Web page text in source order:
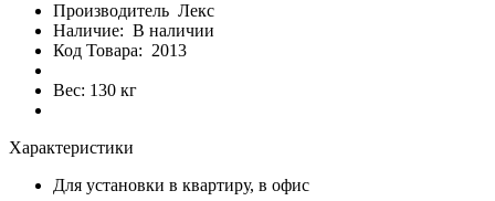
Производитель Лекс
Наличие: В наличии
Код Товара: 2013
Вес: 130 кг
Характеристики
Для установки в квартиру, в офис